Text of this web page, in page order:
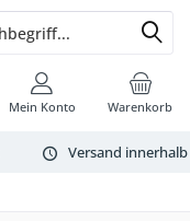
Versand
Warenkorb
Mein Konto